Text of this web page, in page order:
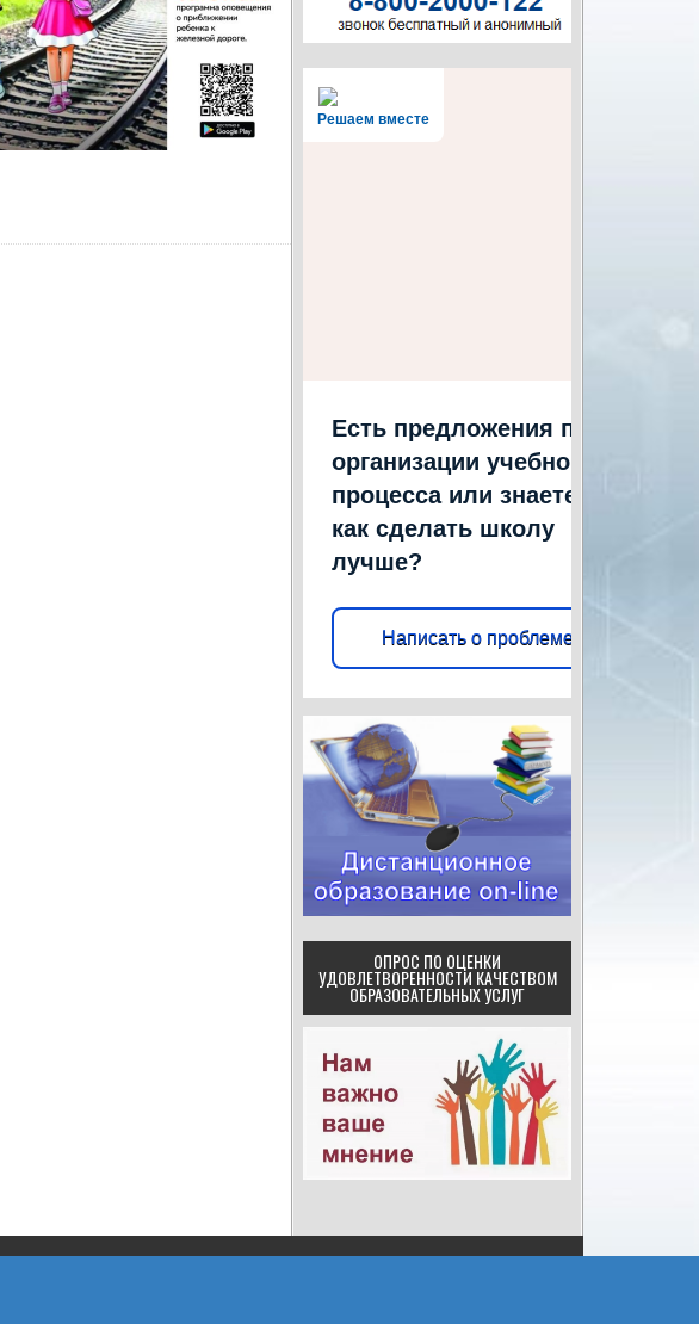
Решаем вместе
Есть предложения по
организации учебного
процесса или знаете,
как сделать школу
лучше?
Написать о проблеме
ОПРОС ПО ОЦЕНКИ
УДОВЛЕТВОРЕННОСТИ КАЧЕСТВОМ
ОБРАЗОВАТЕЛЬНЫХ УСЛУГ